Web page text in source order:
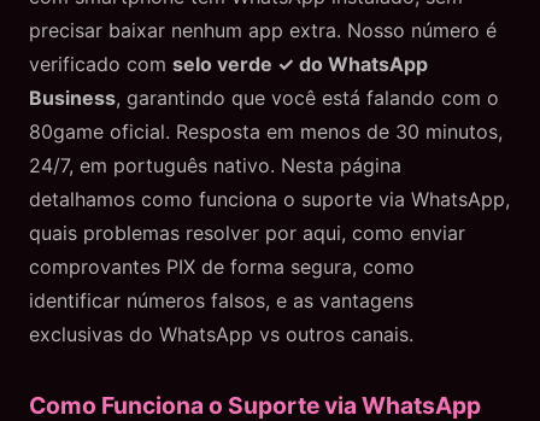
precisar baixar nenhum app extra. Nosso número é
verificado com selo verde ✓ do WhatsApp
Business, garantindo que você está falando com o
80game oficial. Resposta em menos de 30 minutos,
24/7, em português nativo. Nesta página
detalhamos como funciona o suporte via WhatsApp,
quais problemas resolver por aqui, como enviar
comprovantes PIX de forma segura, como
identificar números falsos, e as vantagens
exclusivas do WhatsApp vs outros canais.
Como Funciona o Suporte via WhatsApp